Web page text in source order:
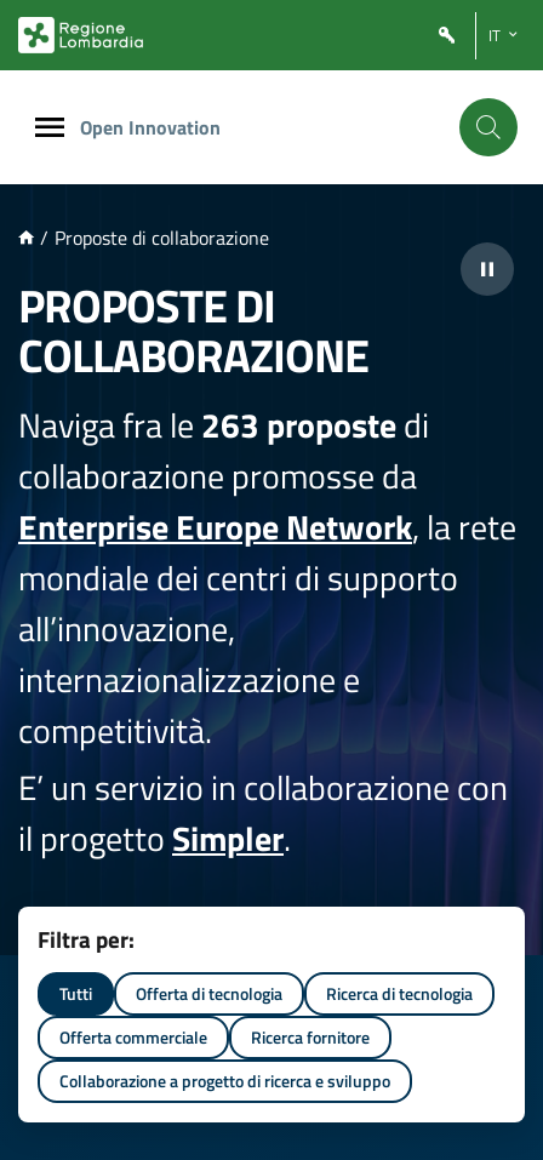
PRINCIPALE
IT
Open Innovation
/ Proposte di collaborazione
PROPOSTE DI
COLLABORAZIONE
Naviga fra le263 propostedi
collaborazione promosse da
Enterprise Europe Network, la rete
mondiale dei centri di supporto
all’innovazione,
internazionalizzazione e
competitività.
E’ un servizio in collaborazione con
il progettoSimpler.
Filtra per:
Tutti Offerta di tecnologia
Ricerca di tecnologia
Offerta commerciale
Ricerca fornitore
Collaborazione a progetto di ricerca e sviluppo